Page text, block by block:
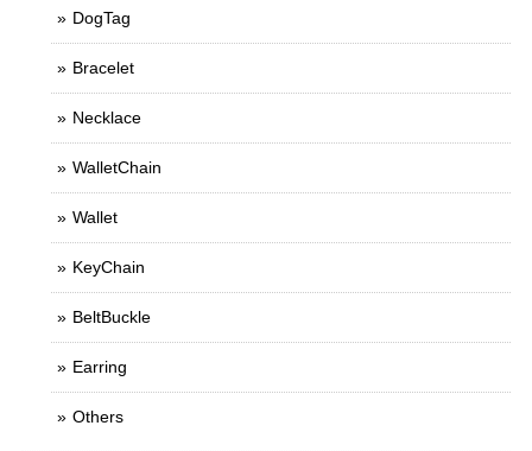
DogTag
Bracelet
Necklace
WalletChain
Wallet
KeyChain
BeltBuckle
Earring
Others